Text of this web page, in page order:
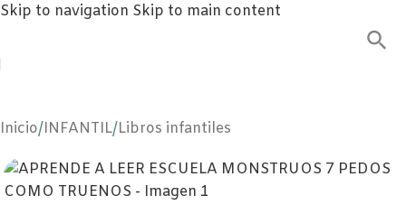
Skip to navigation Skip to main content
Inicio/INFANTIL/Libros infantiles